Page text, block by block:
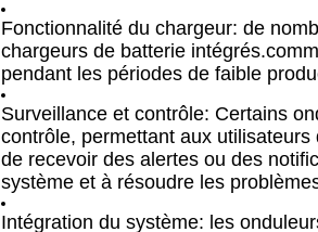
Fonctionnalité du chargeur: de
chargeurs de batterie
pendant les périodes de faible
Surveillance et contrôle: Certains
contrôle, permettant aux
de recevoir des alertes ou des
système et à résoudre les
Intégration du système: les